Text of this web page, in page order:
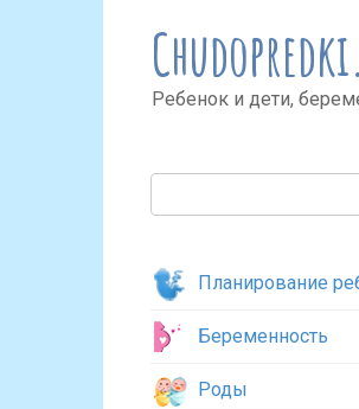
Ребенок и дети,
Планирование
Беременность
Роды